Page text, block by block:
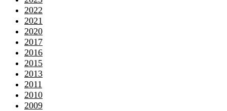
2022
2021
2020
2017
2016
2015
2013
2011
2010
2009